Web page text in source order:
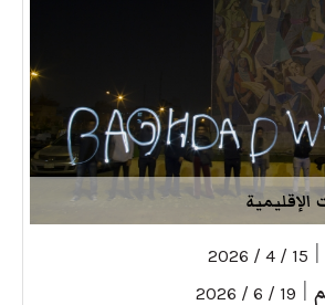
الإقليمية
15 / 4 / 2026
19 / 6 / 2026